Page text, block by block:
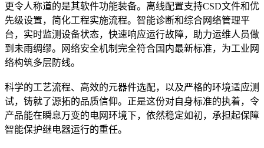
更令人称道的是其软件功能装备。离线配置支持CSD文件和优
先级设置，简化工程实施流程。智能诊断和综合网络管理平
台，实时监测设备状态，快速响应运行故障，助力运维人员做
到未雨绸缪。网络安全机制完全符合国内最新标准，为工业网
络构筑多层防线。
科学的工艺流程、高效的元器件选配，以及严格的环境适应测
试，铸就了源拓的品质信仰。正是这份对自身标准的执着，令
产品能在瞬息万变的电网环境下，依然稳定如初，承担起保障
智能保护继电器运行的重任。